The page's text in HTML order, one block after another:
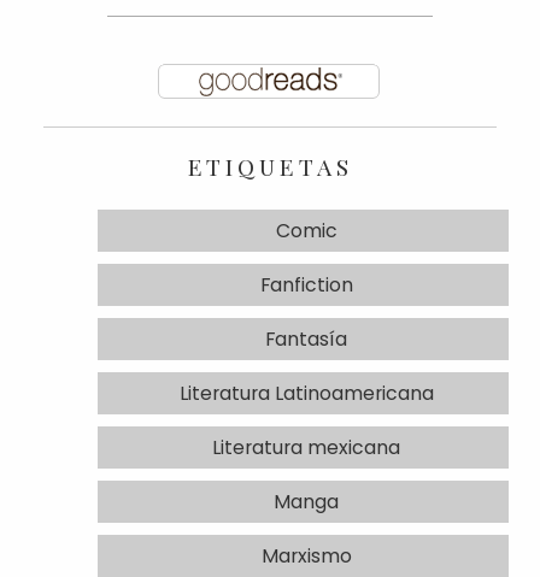
ETIQUETAS
Comic
Fanfiction
Fantasía
Literatura Latinoamericana
Literatura mexicana
Manga
Marxismo